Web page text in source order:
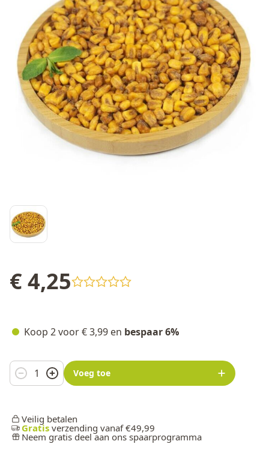
€ 4,25
Koop 2 voor€ 3,99 en bespaar6%
Aantal Voeg toe
Veilig betalen
Gratis verzending vanaf €49,99
Neem gratis deel aan ons spaarprogramma